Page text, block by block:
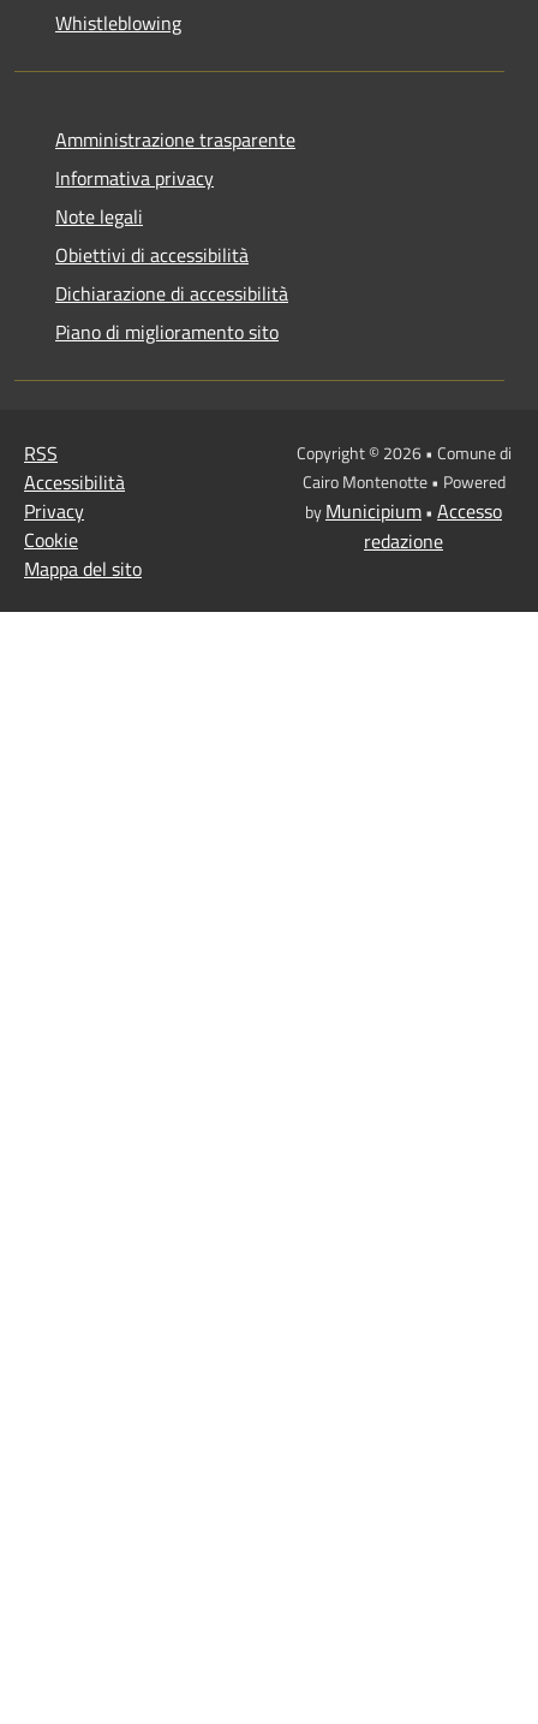
Whistleblowing
Amministrazione trasparente
Informativa privacy
Note legali
Obiettivi di accessibilità
Dichiarazione di accessibilità
Piano di miglioramento sito
RSS
Accessibilità
Privacy
Cookie
Mappa del sito
Copyright © 2026 • Comune di
Cairo Montenotte • Powered
byMunicipium• Accesso
redazione